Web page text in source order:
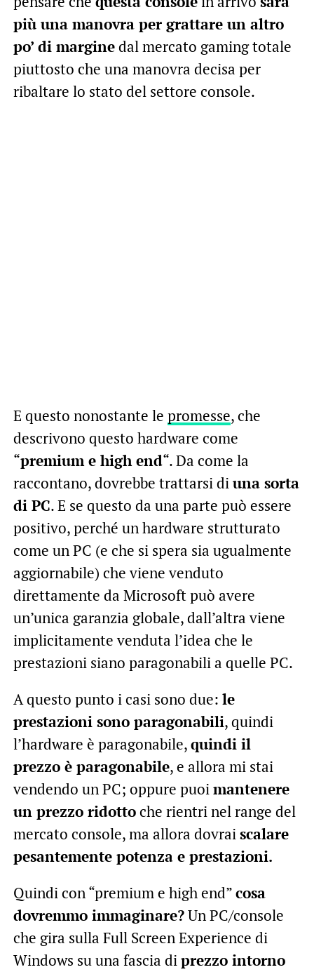
più una manovra per grattare un altro
po’ di marginedal mercato gaming totale
piuttosto che una manovra decisa per
ribaltare lo stato del settore console.
E questo nonostante le promesse, che
descrivono questo hardware come
“premium e high end“. Da come la
raccontano, dovrebbe trattarsi diuna sorta
di PC. E se questo da una parte può essere
positivo, perché un hardware strutturato
come un PC (e che si spera sia ugualmente
aggiornabile) che viene venduto
direttamente da Microsoft può avere
un’unica garanzia globale, dall’altra viene
implicitamente venduta l’idea che le
prestazioni siano paragonabili a quelle PC.
A questo punto i casi sono due: le
prestazioni sono paragonabili, quindi
l’hardware è paragonabile,quindi il
prezzo è paragonabile, e allora mi stai
vendendo un PC; oppure puoimantenere
un prezzo ridottoche rientri nel range del
mercato console, ma allora dovraiscalare
pesantemente potenza e prestazioni.
Quindi con “premium e high end”cosa
dovremmo immaginare?Un PC/console
che gira sulla Full Screen Experience di
Windows su una fascia diprezzo intorno